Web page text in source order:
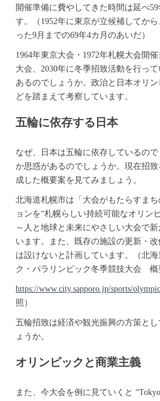
開催準備に費やしてきた時間は延べ
す。（1952年に東京が立候補してか
った9月までの69年4カ月のあいだ）
1964年東京大会・1972年札幌大会開
大会、2030年に冬季招致活動を行っ
あるのでしょうか。政治と日本オリ
どを踏まえて考察しています。
五輪に依存する日本
なぜ、日本は五輪に依存しているの
か思惑があるのでしょうか。現在招
成した概要案を見てみましょう。
北海道札幌市は「大会がもたらすま
ョンを“札幌らしい持続可能なオリン
～人と地球と未来にやさしい大会で
います。また、既存の施設の更新・
は設けないと計画しています。（北
ク・パラリンピック冬季競技大会 概
https://www.city.sapporo.jp/sports/
照）
五輪招致は経済や観光振興の方策と
ょうか。
オリンピックと商業主義
また、今大会を例に見ていくと